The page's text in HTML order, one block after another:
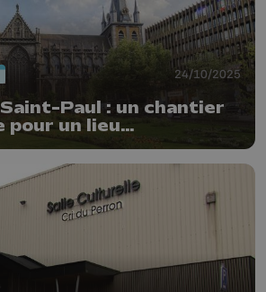
24/10/2025
Paul : un chantier
pour un lieu